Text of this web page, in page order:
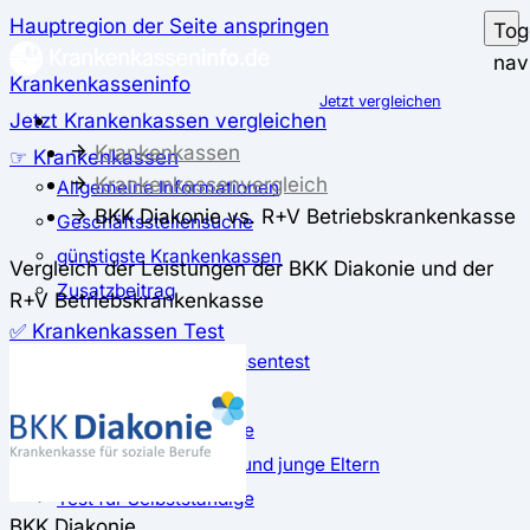
Hauptregion der Seite anspringen
Krankenkasseninfo
Jetzt Krankenkassen vergleichen
☞ Krankenkassen
Allgemeine Informationen
Geschäftsstellensuche
günstigste Krankenkassen
Zusatzbeitrag
✅ Krankenkassen Test
Der große Krankenkassentest
Test für Studierende
Test für Auszubildende
Test für Schwangere und junge Eltern
Test für Selbstständige
Jetzt vergleichen
Krankenkassen
Krankenkassenvergleich
BKK Diakonie vs. R+V Betriebskrankenkasse
Vergleich der Leistungen der BKK Diakonie und der
R+V Betriebskrankenkasse